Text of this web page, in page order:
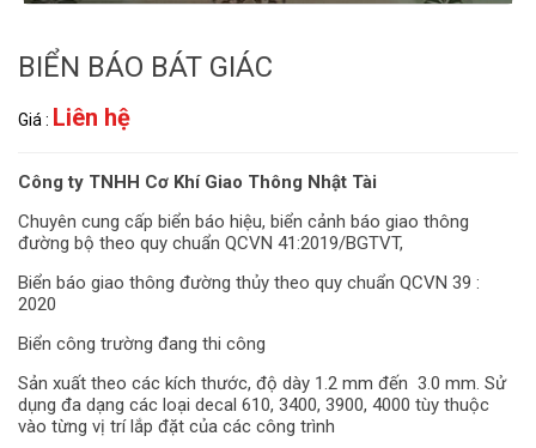
BIỂN BÁO BÁT GIÁC
Giá : Liên hệ
Công ty TNHH Cơ Khí Giao Thông Nhật Tài
Chuyên cung cấp biển báo hiệu, biển cảnh báo giao thông
đường bộ theo quy chuẩn QCVN 41:2019/BGTVT,
Biển báo giao thông đường thủy theo quy chuẩn QCVN 39 :
2020
Biển công trường đang thi công
Sản xuất theo các kích thước, độ dày 1.2 mm đến 3.0 mm. Sử
dụng đa dạng các loại decal 610, 3400, 3900, 4000 tùy thuộc
vào từng vị trí lắp đặt của các công trình